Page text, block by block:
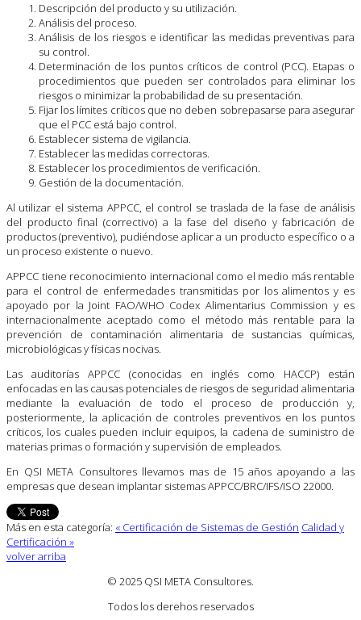
Descripción del producto y su utilización.
Análisis del proceso.
Análisis de los riesgos e identificar las medidas preventivas para
su control.
Determinación de los puntos críticos de control (PCC). Etapas o
procedimientos que pueden ser controlados para eliminar los
riesgos o minimizar la probabilidad de su presentación.
Fijar los límites críticos que no deben sobrepasarse para asegurar
que el PCC está bajo control.
Establecer sistema de vigilancia.
Establecer las medidas correctoras.
Establecer los procedimientos de verificación.
Gestión de la documentación.
Al utilizar el sistema APPCC, el control se traslada de la fase de análisis
del producto final (correctivo) a la fase del diseño y fabricación de
productos (preventivo), pudiéndose aplicar a un producto específico o a
un proceso existente o nuevo.
APPCC tiene reconocimiento internacional como el medio más rentable
para el control de enfermedades transmitidas por los alimentos y es
apoyado por la Joint FAO/WHO Codex Alimentarius Commission y es
internacionalmente aceptado como el método más rentable para la
prevención de contaminación alimentaria de sustancias químicas,
microbiológicas y físicas nocivas.
Las auditorías APPCC (conocidas en inglés como HACCP) están
enfocadas en las causas potenciales de riesgos de seguridad alimentaria
mediante la evaluación de todo el proceso de producción y,
posteriormente, la aplicación de controles preventivos en los puntos
críticos, los cuales pueden incluir equipos, la cadena de suministro de
materias primas o formación y supervisión de empleados.
En QSI META Consultores llevamos mas de 15 años apoyando a las
empresas que desean implantar sistemas APPCC/BRC/IFS/ISO 22000.
Más en esta categoría: « Certificación de Sistemas de Gestión Calidad y
Certificación »
volver arriba
© 2025 QSI META Consultores.
Todos los derehos reservados